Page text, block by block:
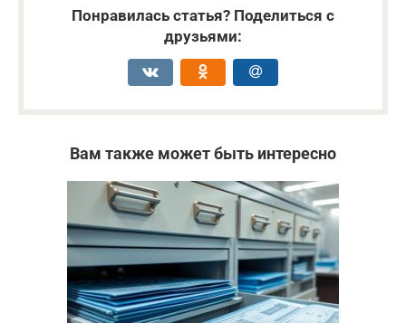
Понравилась статья? Поделиться с
друзьями:
Вам также может быть интересно